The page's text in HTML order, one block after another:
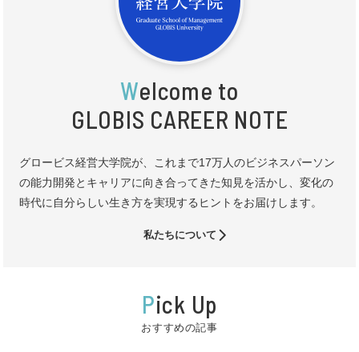
Welcome to
GLOBIS CAREER NOTE
グロービス経営大学院が、これまで17万人のビジネスパーソン
の能力開発とキャリアに向き合ってきた知見を活かし、変化の
時代に自分らしい生き方を実現するヒントをお届けします。
私たちについて
Pick Up
おすすめの記事